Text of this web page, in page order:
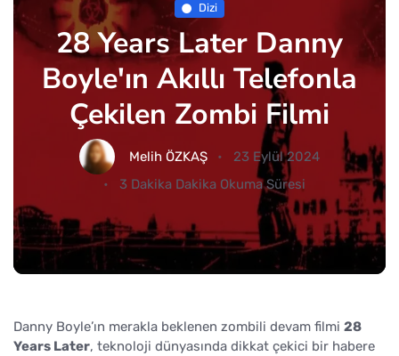
Dizi
28 Years Later Danny
Boyle'ın Akıllı Telefonla
Çekilen Zombi Filmi
Melih ÖZKAŞ
23 Eylül 2024
3 Dakika Dakika Okuma Süresi
Danny Boyle’ın merakla beklenen zombili devam filmi 28
Years Later, teknoloji dünyasında dikkat çekici bir habere